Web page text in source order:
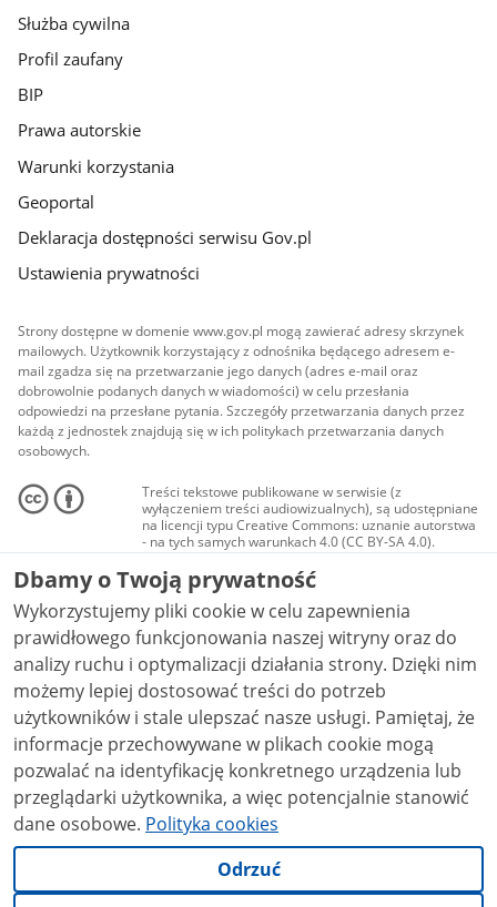
Służba cywilna
Profil zaufany
BIP
Prawa autorskie
Warunki korzystania
Geoportal
Deklaracja dostępności serwisu Gov.pl
Ustawienia prywatności
Strony dostępne w domenie www.gov.pl mogą zawierać adresy skrzynek
mailowych. Użytkownik korzystający z odnośnika będącego adresem e-
mail zgadza się na przetwarzanie jego danych (adres e-mail oraz
dobrowolnie podanych danych w wiadomości) w celu przesłania
odpowiedzi na przesłane pytania. Szczegóły przetwarzania danych przez
każdą z jednostek znajdują się w ich politykach przetwarzania danych
osobowych.
Treści tekstowe publikowane w serwisie (z
wyłączeniem treści audiowizualnych), są udostępniane
na licencji typu Creative Commons: uznanie autorstwa
- na tych samych warunkach 4.0 (CC BY-SA 4.0).
Materiały audiowizualne, w tym zdjęcia, materiały
audio i wideo, są udostępniane na licencji typu
Creative Commons: uznanie autorstwa użycie
niekomercyjne - bez utworów zależnych 4.0 (CC BY-
NC-ND 4.0), o ile nie jest to stwierdzone inaczej.
Dbamy o Twoją prywatność
Wykorzystujemy pliki cookie w celu zapewnienia
prawidłowego funkcjonowania naszej witryny oraz do
analizy ruchu i optymalizacji działania strony. Dzięki nim
możemy lepiej dostosować treści do potrzeb
użytkowników i stale ulepszać nasze usługi. Pamiętaj, że
informacje przechowywane w plikach cookie mogą
pozwalać na identyfikację konkretnego urządzenia lub
przeglądarki użytkownika, a więc potencjalnie stanowić
dane osobowe. Polityka cookies
Odrzuć